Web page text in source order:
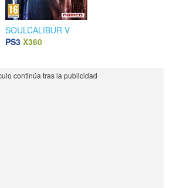
SOULCALIBUR V
PS3 X360